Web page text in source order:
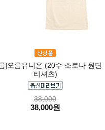
]오름유니온 (20수 소로나 원단
티셔츠)
38,000
38,000원